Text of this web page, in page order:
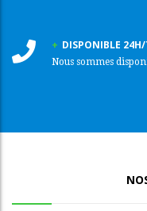
DISPONIBLE 24H/
Nous sommes